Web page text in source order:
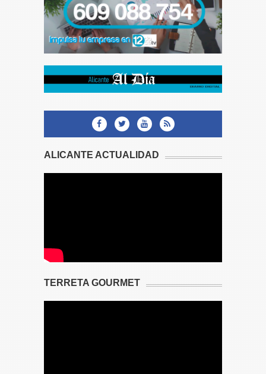
ALICANTE ACTUALIDAD
TERRETA GOURMET